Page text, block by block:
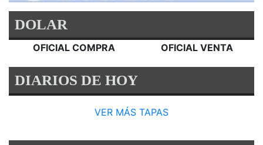
DOLAR
OFICIAL COMPRA OFICIAL VENTA
DIARIOS DE HOY
VER MÁS TAPAS